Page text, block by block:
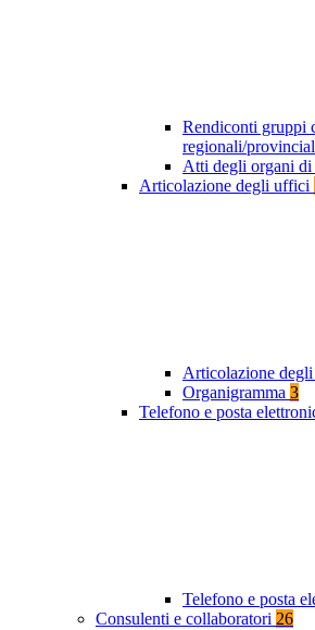
Rendiconti gruppi
regionali/
Atti degli organi
Articolazione degli uffici
Articolazione
Organigramma 3
Telefono e posta
Telefono e posta
Consulenti e collaboratori 26